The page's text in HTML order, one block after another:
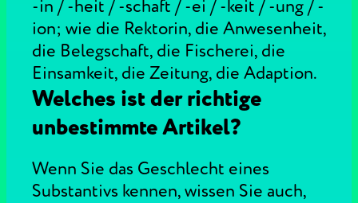
-in / -heit / -schaft / -ei / -keit / -ung / -
ion; wie die Rektorin, die Anwesenheit,
die Belegschaft, die Fischerei, die
Einsamkeit, die Zeitung, die Adaption.
Welches ist der richtige
unbestimmte Artikel?
Wenn Sie das Geschlecht eines
Substantivs kennen, wissen Sie auch,